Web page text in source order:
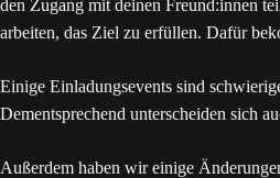
den Zugang mit deinen Freund:innen
arbeiten, das Ziel zu erfüllen. Dafür
Einige Einladungsevents sind
Dementsprechend unterscheiden sich
Außerdem haben wir einige